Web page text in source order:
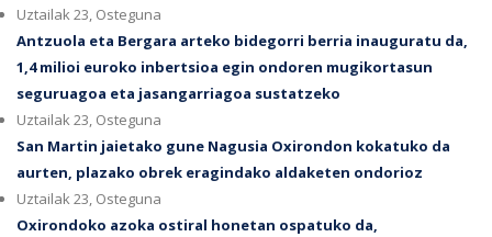
Uztailak 23, Osteguna
Antzuola eta Bergara arteko bidegorri berria inauguratu da,
1,4 milioi euroko inbertsioa egin ondoren mugikortasun
seguruagoa eta jasangarriagoa sustatzeko
Uztailak 23, Osteguna
San Martin jaietako gune Nagusia Oxirondon kokatuko da
aurten, plazako obrek eragindako aldaketen ondorioz
Uztailak 23, Osteguna
Oxirondoko azoka ostiral honetan ospatuko da,